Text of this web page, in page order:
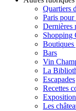
Quartiers
Paris pour
Dernières
Shopping
Boutiques
Bars
Vin
La
Escapades
Recettes
Les